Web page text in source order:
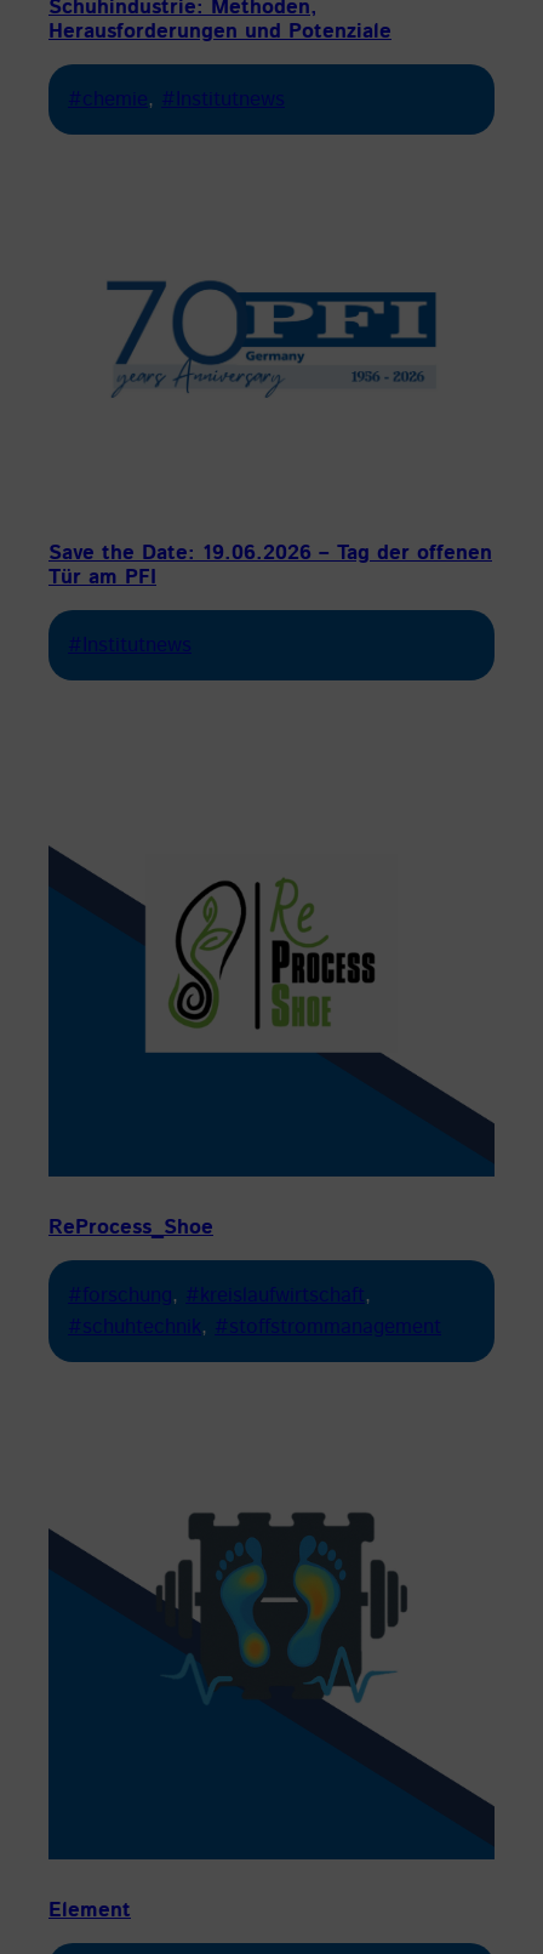
Schuhindustrie: Methoden,
Herausforderungen und Potenziale
#chemie, #Institutnews
Save the Date: 19.06.2026 – Tag der offenen
Tür am PFI
#Institutnews
ReProcess_Shoe
#forschung, #kreislaufwirtschaft
#schuhtechnik, #stoffstrommanagement
Element